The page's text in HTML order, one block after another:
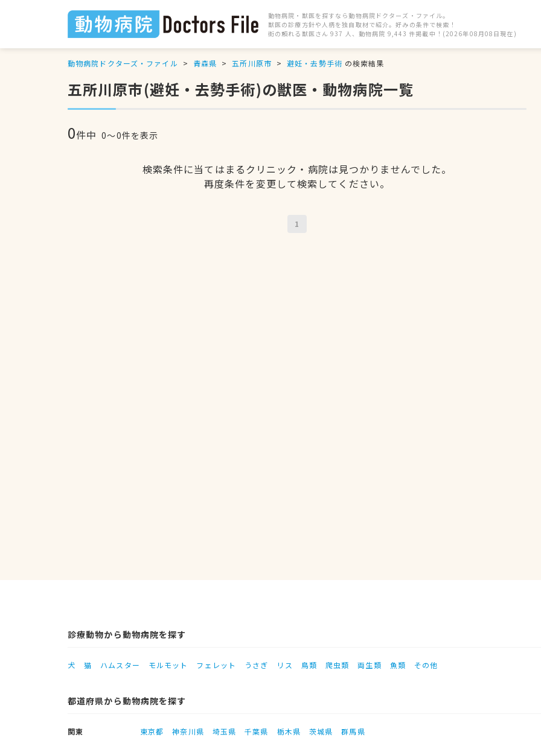
動物病院・獣医を探すなら動物病院ドクターズ・ファイル。
獣医の診療方針や人柄を独自取材で紹介。好みの条件で検索！
街の頼れる獣医さん 937 人、動物病院 9,443 件掲載中！(2026年08月08日現在)
動物病院ドクターズ・ファイル 青森県 五所川原市 避妊・去勢手術 の検索結果
五所川原市(避妊・去勢手術)の獣医・動物病院一覧
0件中 0〜0件を表示
検索条件に当てはまるクリニック・病院は見つかりませんでした。
再度条件を変更して検索してください。
1
診療動物から動物病院を探す
犬 猫 ハムスター モルモット フェレット うさぎ リス 鳥類 爬虫類 両生類 魚類 その他
都道府県から動物病院を探す
関東 東京都 神奈川県 埼玉県 千葉県 栃木県 茨城県
群馬県